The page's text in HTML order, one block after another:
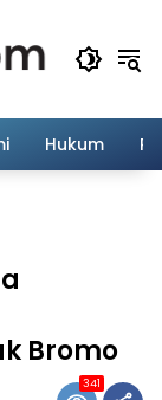
Hukum
Bromo
341